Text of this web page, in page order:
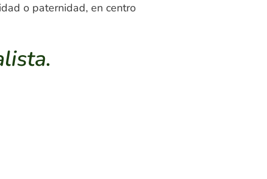
o paternidad,en centro